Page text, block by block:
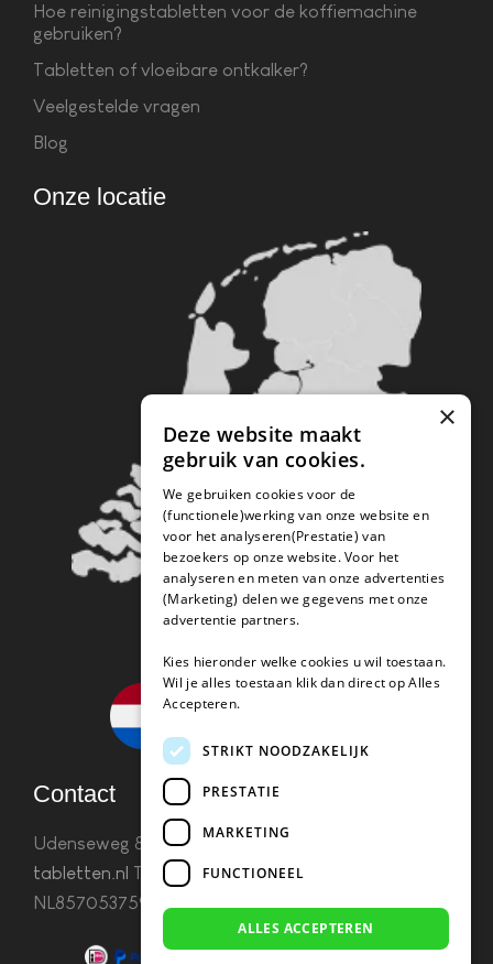
Hoe reinigingstabletten voor de koffiemachine
gebruiken?
Tabletten of vloeibare ontkalker?
Veelgestelde vragen
Blog
Onze locatie
Contact
Udenseweg 8B 5405 PA Udeninfo(@)koffie-
tabletten.nl Tel. 085 782 5578KvK 67529623 Btw:
NL857053759B01
×
Deze website maakt
gebruik van cookies.
We gebruiken cookies voor de
(functionele)werking van onze website en
voor het analyseren(Prestatie) van
bezoekers op onze website. Voor het
analyseren en meten van onze advertenties
(Marketing) delen we gegevens met onze
advertentie partners.
Kies hieronder welke cookies u wil toestaan.
Wil je alles toestaan klik dan direct op Alles
Accepteren.
STRIKT NOODZAKELIJK
PRESTATIE
MARKETING
FUNCTIONEEL
ALLES ACCEPTEREN